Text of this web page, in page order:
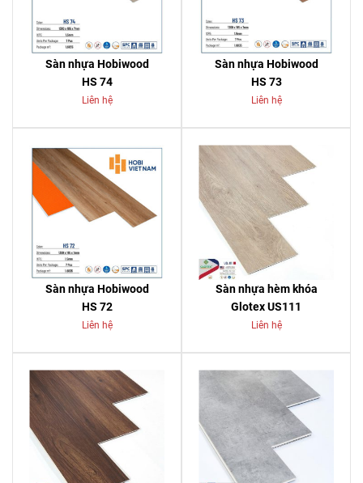
Sàn nhựa Hobiwood
HS 74
Liên hệ
Sàn nhựa Hobiwood
HS 73
Liên hệ
Sàn nhựa Hobiwood
HS 72
Liên hệ
Sàn nhựa hèm khóa
Glotex US111
Liên hệ